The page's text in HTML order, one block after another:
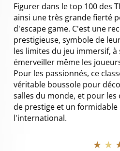
Figurer dans le top 100 des
ainsi une très grande fierté
d'escape game. C'est une
prestigieuse, symbole de
les limites du jeu immersif,
émerveiller même les
Pour les passionnés, ce
véritable boussole pour
salles du monde, et pour
de prestige et un formidable
l'international.
★ ★